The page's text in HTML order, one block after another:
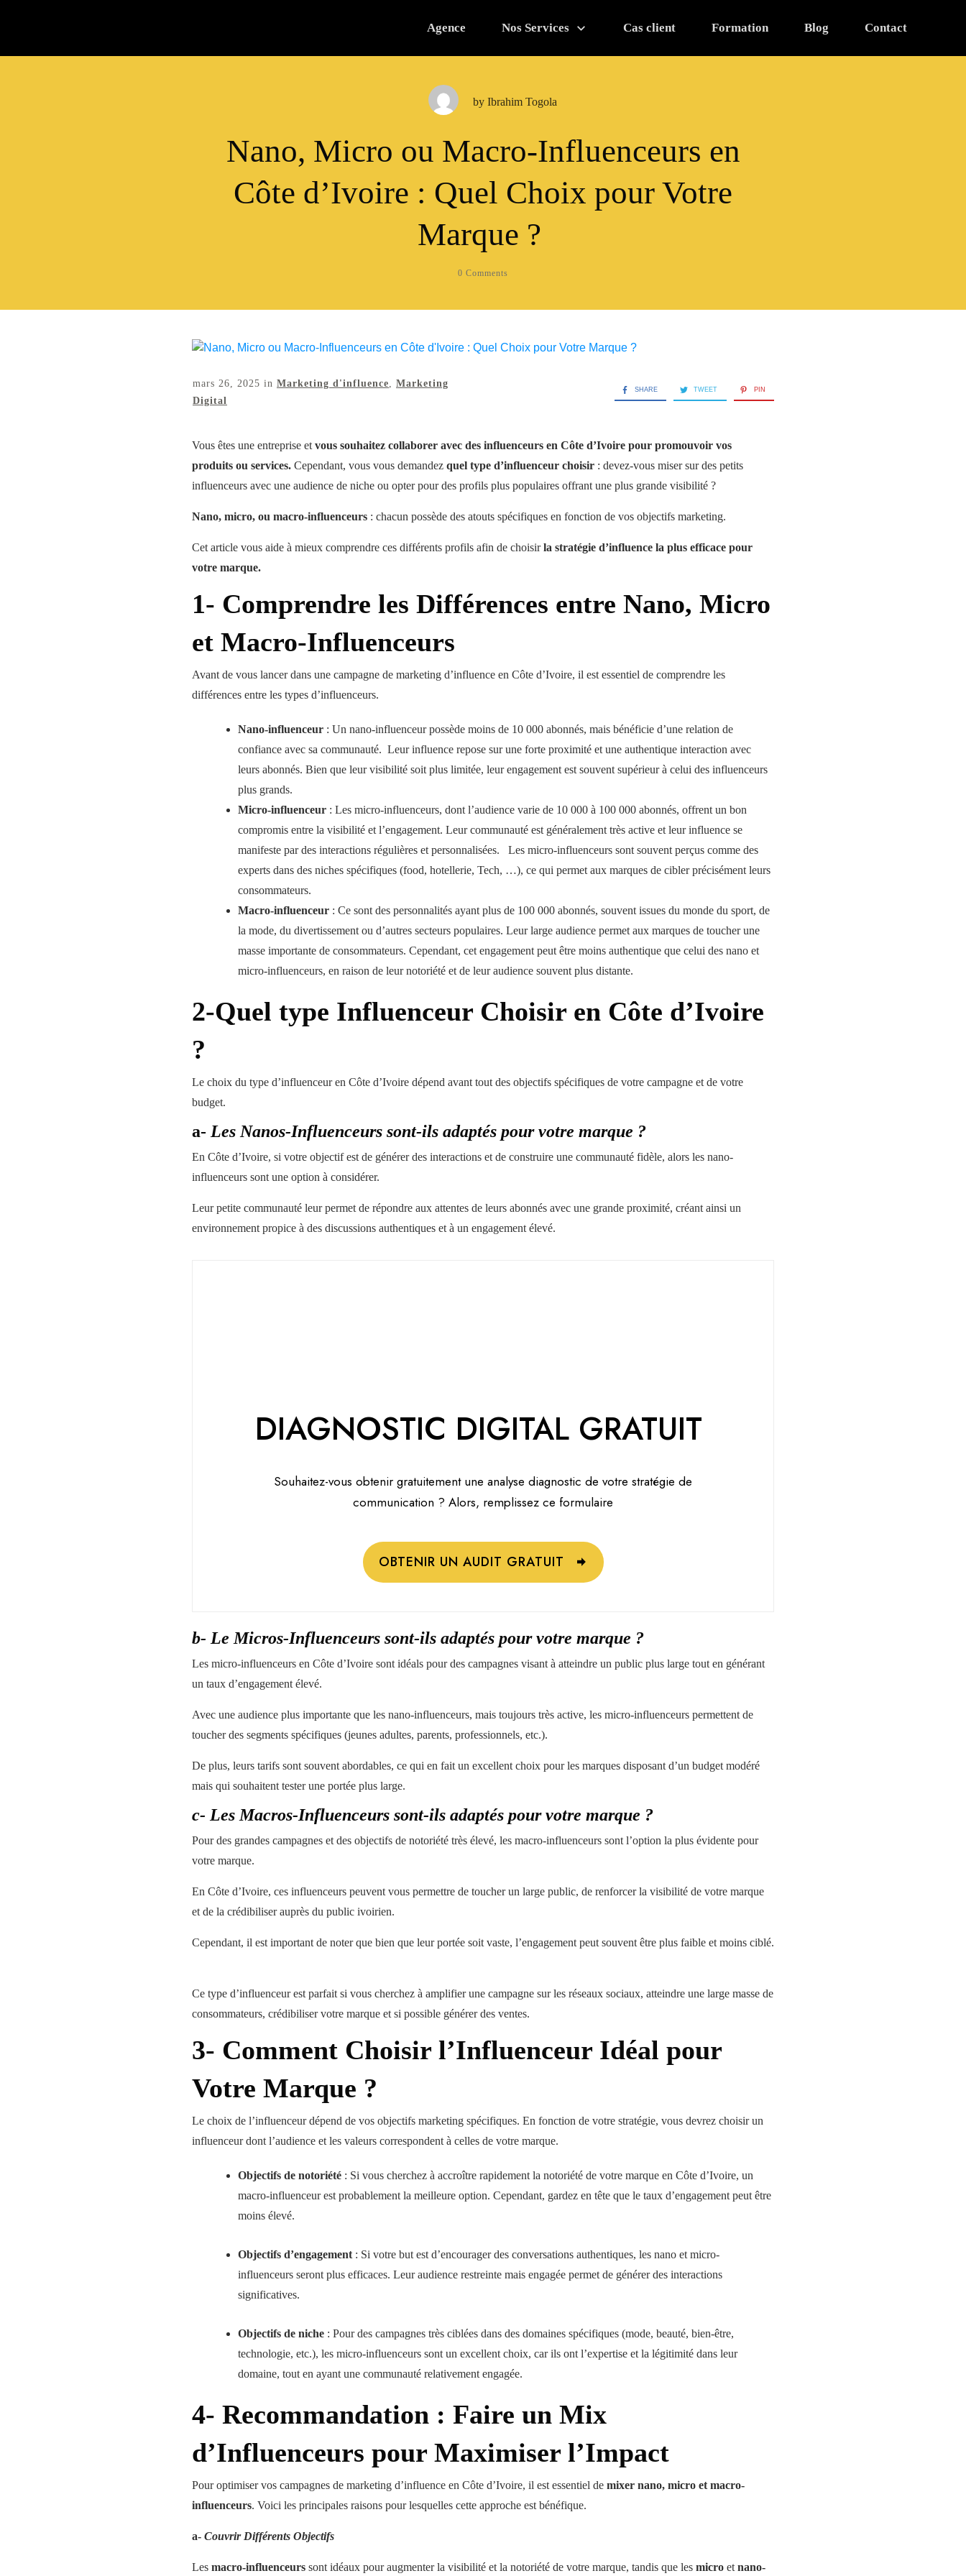
Agence Nos Services Cas client Formation Blog Contact
by Ibrahim Togola
Nano, Micro ou Macro-Influenceurs en
Côte d’Ivoire : Quel Choix pour Votre
Marque ?
0 Comments
mars 26, 2025 in Marketing d'influence
Marketing
Digital
SHARE TWEET PIN
Vous êtes une entreprise et vous souhaitez collaborer avec des influenceurs en Côte d’Ivoire pour promouvoir vos
produits ou services. Cependant, vous vous demandez quel type d’influenceur choisir : devez-vous miser sur des petits
influenceurs avec une audience de niche ou opter pour des profils plus populaires offrant une plus grande visibilité ?
Nano, micro, ou macro-influenceurs : chacun possède des atouts spécifiques en fonction de vos objectifs marketing.
Cet article vous aide à mieux comprendre ces différents profils afin de choisirla stratégie d’influence la plus efficace pour
votre marque.
1- Comprendre les Différences entre Nano, Micro
et Macro-Influenceurs
Avant de vous lancer dans une campagne de marketing d’influence en Côte d’Ivoire, il est essentiel de comprendre les
différences entre les types d’influenceurs.
Nano-influenceur : Un nano-influenceur possède moins de 10 000 abonnés, mais bénéficie d’une relation de
confiance avec sa communauté. Leur influence repose sur une forte proximité et une authentique interaction avec
leurs abonnés. Bien que leur visibilité soit plus limitée, leur engagement est souvent supérieur à celui des influenceurs
plus grands.
Micro-influenceur : Les micro-influenceurs, dont l’audience varie de 10 000 à 100 000 abonnés, offrent un bon
compromis entre la visibilité et l’engagement. Leur communauté est généralement très active et leur influence se
manifeste par des interactions régulières et personnalisées. Les micro-influenceurs sont souvent perçus comme des
experts dans des niches spécifiques (food, hotellerie, Tech, …), ce qui permet aux marques de cibler précisément leurs
consommateurs.
Macro-influenceur : Ce sont des personnalités ayant plus de 100 000 abonnés, souvent issues du monde du sport, de
la mode, du divertissement ou d’autres secteurs populaires. Leur large audience permet aux marques de toucher une
masse importante de consommateurs. Cependant, cet engagement peut être moins authentique que celui des nano et
micro-influenceurs, en raison de leur notoriété et de leur audience souvent plus distante.
2-Quel type Influenceur Choisir en Côte d’Ivoire
?
Le choix du type d’influenceur en Côte d’Ivoire dépend avant tout des objectifs spécifiques de votre campagne et de votre
budget.
a- Les Nanos-Influenceurs sont-ils adaptés pour votre marque ?
En Côte d’Ivoire, si votre objectif est de générer des interactions et de construire une communauté fidèle, alors les nano-
influenceurs sont une option à considérer.
Leur petite communauté leur permet de répondre aux attentes de leurs abonnés avec une grande proximité, créant ainsi un
environnement propice à des discussions authentiques et à un engagement élevé.
DIAGNOSTIC DIGITAL GRATUIT
Souhaitez-vous obtenir gratuitement une analyse diagnostic de votre stratégie de
communication ? Alors, remplissez ce formulaire
OBTENIR UN AUDIT GRATUIT
b- Le Micros-Influenceurs sont-ils adaptés pour votre marque ?
Les micro-influenceurs en Côte d’Ivoire sont idéals pour des campagnes visant à atteindre un public plus large tout en générant
un taux d’engagement élevé.
Avec une audience plus importante que les nano-influenceurs, mais toujours très active, les micro-influenceurs permettent de
toucher des segments spécifiques (jeunes adultes, parents, professionnels, etc.).
De plus, leurs tarifs sont souvent abordables, ce qui en fait un excellent choix pour les marques disposant d’un budget modéré
mais qui souhaitent tester une portée plus large.
c- Les Macros-Influenceurs sont-ils adaptés pour votre marque ?
Pour des grandes campagnes et des objectifs de notoriété très élevé, les macro-influenceurs sont l’option la plus évidente pour
votre marque.
En Côte d’Ivoire, ces influenceurs peuvent vous permettre de toucher un large public, de renforcer la visibilité de votre marque
et de la crédibiliser auprès du public ivoirien.
Cependant, il est important de noter que bien que leur portée soit vaste, l’engagement peut souvent être plus faible et moins ciblé.
Ce type d’influenceur est parfait si vous cherchez à amplifier une campagne sur les réseaux sociaux, atteindre une large masse de
consommateurs, crédibiliser votre marque et si possible générer des ventes.
3- Comment Choisir l’Influenceur Idéal pour
Votre Marque ?
Le choix de l’influenceur dépend de vos objectifs marketing spécifiques. En fonction de votre stratégie, vous devrez choisir un
influenceur dont l’audience et les valeurs correspondent à celles de votre marque.
Objectifs de notoriété : Si vous cherchez à accroître rapidement la notoriété de votre marque en Côte d’Ivoire, un
macro-influenceur est probablement la meilleure option. Cependant, gardez en tête que le taux d’engagement peut être
moins élevé.
Objectifs d’engagement : Si votre but est d’encourager des conversations authentiques, les nano et micro-
influenceurs seront plus efficaces. Leur audience restreinte mais engagée permet de générer des interactions
significatives.
Objectifs de niche : Pour des campagnes très ciblées dans des domaines spécifiques (mode, beauté, bien-être,
technologie, etc.), les micro-influenceurs sont un excellent choix, car ils ont l’expertise et la légitimité dans leur
domaine, tout en ayant une communauté relativement engagée.
4- Recommandation : Faire un Mix
d’Influenceurs pour Maximiser l’Impact
Pour optimiser vos campagnes de marketing d’influence en Côte d’Ivoire, il est essentiel de mixer nano, micro et macro-
influenceurs. Voici les principales raisons pour lesquelles cette approche est bénéfique.
a- Couvrir Différents Objectifs
Les macro-influenceurs sont idéaux pour augmenter la visibilité et la notoriété de votre marque, tandis que les micro et nano-